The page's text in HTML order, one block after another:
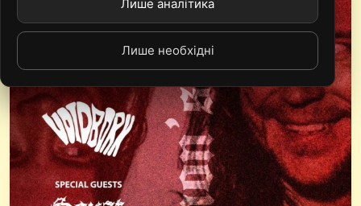
Лише аналітика
Лише необхідні